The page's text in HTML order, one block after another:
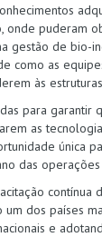
onde puderam
gestão de bio-
como as
às
para garantir
as
única
das operações
contínua
dos países
e